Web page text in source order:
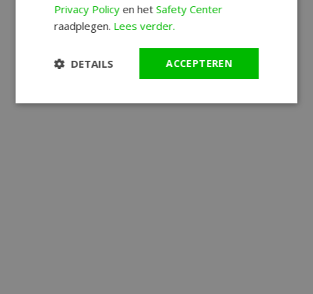
Privacy Policyen hetSafety Center
raadplegen. Lees verder.
ACCEPTEREN
DETAILS